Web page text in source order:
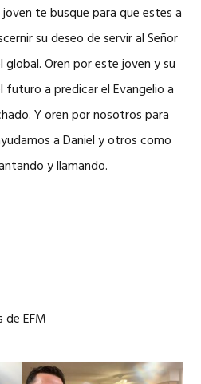
te busque para que estes a
su deseo de servir al Señor
global. Oren por este joven y su
futuro a predicar el Evangelio a
Y oren por nosotros para
a Daniel y otros como
y llamando.
EFM